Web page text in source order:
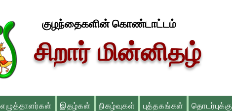
குழந்தைகளின் கொண்டாட்டம்
சிறார் மின்னிதழ்
எழுத்தாளர்கள் இதழ்கள் நிகழ்வுகள் புத்தகங்கள் தொடர்புக்கு